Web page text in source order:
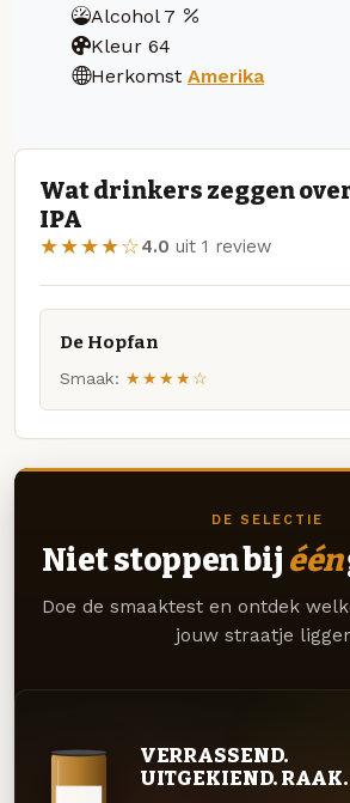
Alcohol 7
Kleur 64
Herkomst Amerika
Wat drinkers zeggen
IPA
★★★★☆4.0 uit 1 review
De Hopfan
Smaak: ★★★★☆
DE SELECTIE
Niet stoppen bij één
Doe de smaaktest en ontdek
jouw straatje
VERRASSEND.
UITGEKIEND. RAAK.